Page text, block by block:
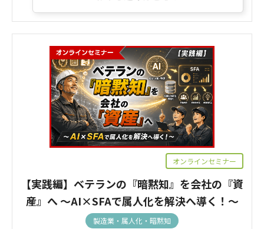
オンラインセミナー
【実践編】ベテランの『暗黙知』を会社の『資
産』へ ～AI×SFAで属人化を解決へ導く！～
製造業・属人化・暗黙知